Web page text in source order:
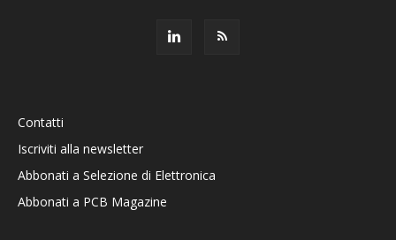
Contatti
Iscriviti alla newsletter
Abbonati a Selezione di Elettronica
Abbonati a PCB Magazine